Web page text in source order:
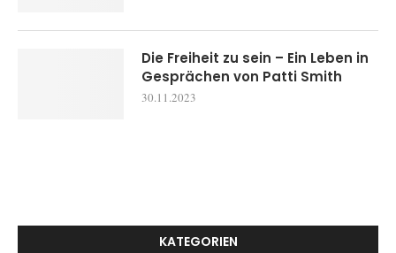
Die Freiheit zu sein – Ein Leben in
Gesprächen von Patti Smith
30.11.2023
KATEGORIEN